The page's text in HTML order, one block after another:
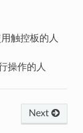
触控板的人
操作的人
Next